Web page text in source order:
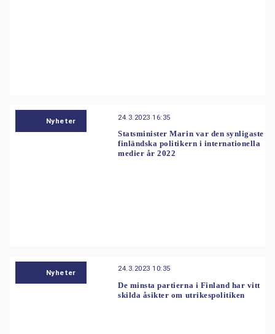
Nyheter 24.3.2023 16:35
Statsminister Marin var den synligaste
finländska politikern i internationella
medier år 2022
Nyheter 24.3.2023 10:35
De minsta partierna i Finland har vitt
skilda åsikter om utrikespolitiken